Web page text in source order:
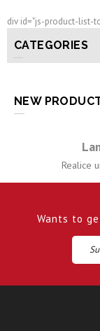
div id="js-product-list-
CATEGORIES
NEW
Realice
Wants to